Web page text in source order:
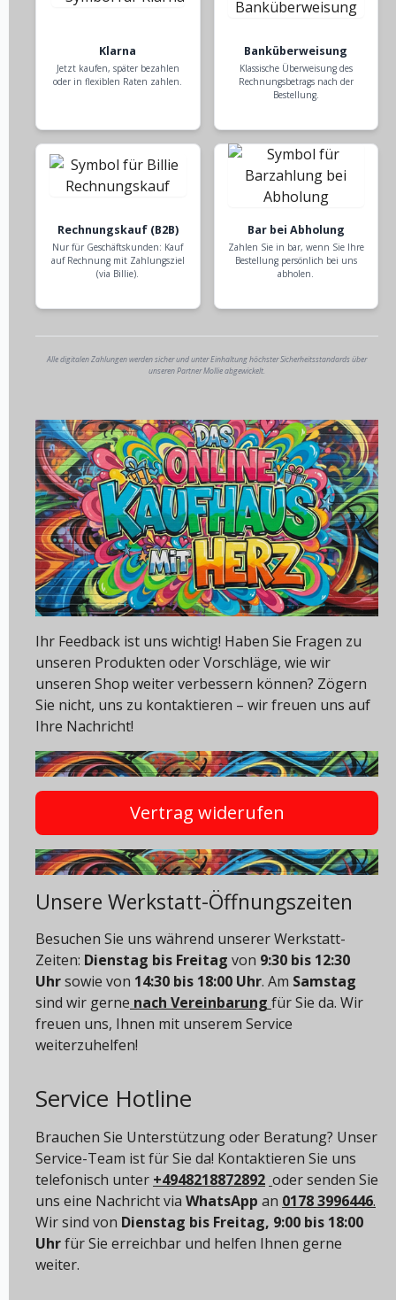
Klarna
Jetzt kaufen, später bezahlen
oder in flexiblen Raten zahlen.
Banküberweisung
Klassische Überweisung des
Rechnungsbetrags nach der
Bestellung.
Rechnungskauf (B2B)
Nur für Geschäftskunden: Kauf
auf Rechnung mit Zahlungsziel
(via Billie).
Bar bei Abholung
Zahlen Sie in bar, wenn Sie Ihre
Bestellung persönlich bei uns
abholen.
Alle digitalen Zahlungen werden sicher und unter Einhaltung höchster Sicherheitsstandards über
unseren Partner Mollie abgewickelt.
Ihr Feedback ist uns wichtig! Haben Sie Fragen zu
unseren Produkten oder Vorschläge, wie wir
unseren Shop weiter verbessern können? Zögern
Sie nicht, uns zu kontaktieren – wir freuen uns auf
Ihre Nachricht!
Vertrag widerufen
Unsere Werkstatt-Öffnungszeiten
Besuchen Sie uns während unserer Werkstatt-
Zeiten: Dienstag bis Freitag von 9:30 bis 12:30
Uhrsowie von 14:30 bis 18:00 Uhr. Am Samstag
sind wir gerne nach Vereinbarung für Sie da. Wir
freuen uns, Ihnen mit unserem Service
weiterzuhelfen!
Service Hotline
Brauchen Sie Unterstützung oder Beratung? Unser
Service-Team ist für Sie da! Kontaktieren Sie uns
telefonisch unter +4948218872892 oder senden Sie
uns eine Nachricht via WhatsApp an 0178 3996446.
Wir sind von Dienstag bis Freitag, 9:00 bis 18:00
Uhrfür Sie erreichbar und helfen Ihnen gerne
weiter.